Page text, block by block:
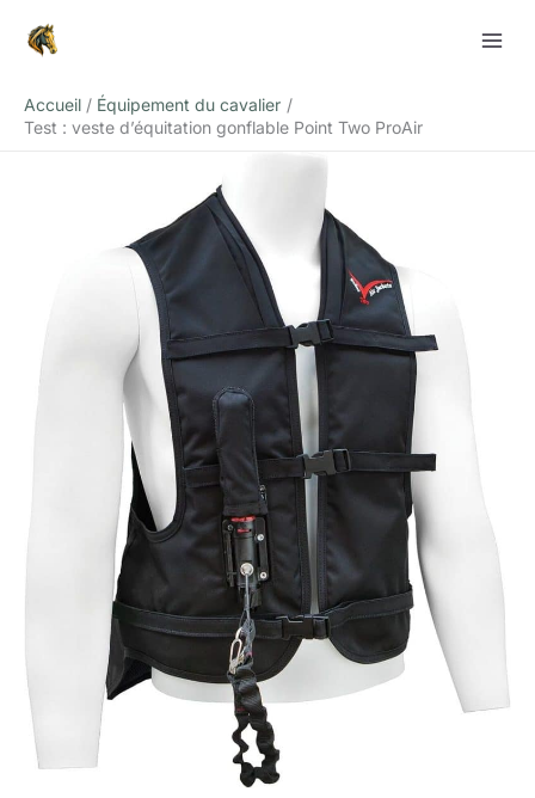
Accueil
Équipement du cavalier
Test : veste d’équitation gonflable Point Two ProAir